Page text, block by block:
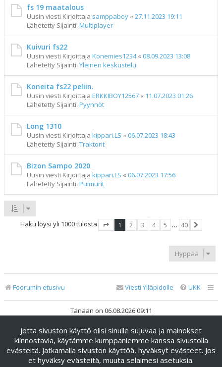
fs 19 maatalous
Uusin viesti Kirjoittaja samppaboy « 27.11.2023 19:11
Lähetetty Sijainti: Multiplayer
Kuivuri fs22
Uusin viesti Kirjoittaja Konemies1234« 08.09.2023 13:08
Lähetetty Sijainti: Yleinen keskustelu
Koneita fs22 peliin.
Uusin viesti Kirjoittaja ERKKIBOY12567 « 11.07.2023 01:26
Lähetetty Sijainti: Pyynnöt
Long 1310
Uusin viesti Kirjoittaja kippari.LS « 06.07.2023 18:43
Lähetetty Sijainti: Traktorit
Bizon Sampo 2020
Uusin viesti Kirjoittaja kippari.LS « 06.07.2023 17:56
Lähetetty Sijainti: Puimurit
Haku löysi yli 1000 tulosta
1 2 3 4 5 … 40
Hyppää
Foorumin etusivu UKK
Viesti Ylläpidolle
Tänään on 06.08.2026 09:11
Keskustelufoorumin ohjelmistophpBB® Forum Software ©
phpBB Limited
Käännös: phpBB Suomi (lurttinen, harritapio, Pettis)
phpBB Metro Theme byPixelGoose Studio
Jotta sivuston käyttö olisi sinulle sujuvaa ja mainokset
kiinnostavia, käytämme kumppaniemme kanssa sivustolla
evästeitä. Jatkamalla sivuston käyttöä, hyväksyt evästeet. Jos
et hyväksy evästeitä, muuta selaimesi asetuksia.